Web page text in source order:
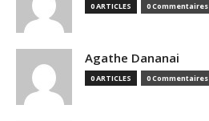
0 ARTICLES 0 Commentaires
Agathe Dananai
0 ARTICLES 0 Commentaires